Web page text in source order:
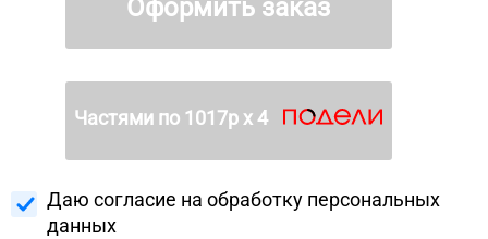
Оформить заказ
Частями по 1017р х 4
Даю согласие на обработку персональных
данных